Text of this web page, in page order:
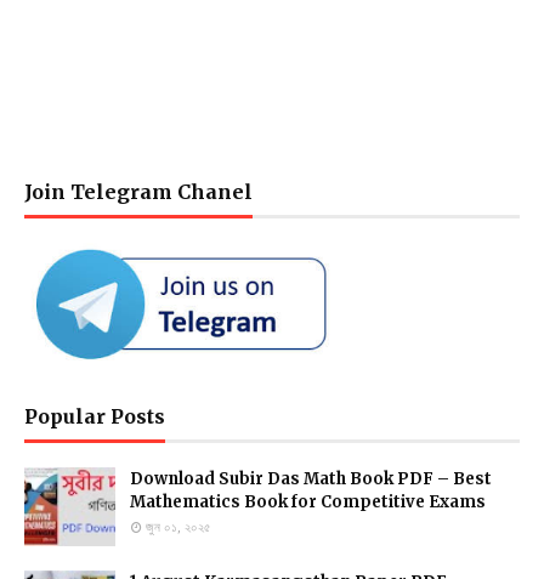
Join Telegram Chanel
Popular Posts
Download Subir Das Math Book PDF – Best
Mathematics Book for Competitive Exams
জুন ০১, ২০২৫